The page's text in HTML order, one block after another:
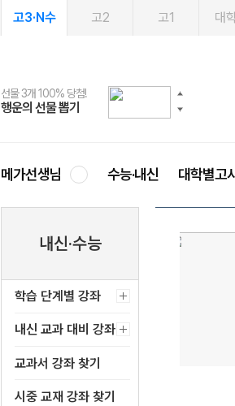
고3·N수 고2 고1 대
선물 3개 100% 당첨!
행운의 선물 뽑기
선물 100% 증정!
메가스터디 X 올리브
여름방학 스터디 캐시백
메가런 썸머스쿨
2027 러셀 단과
강사 공개선발
스마트러닝앱
설문 EVENT
메가패스
3일 무료 체험권
메가패스 수강생 무료혜택!
메가클럽 멤버십
사회공헌 캠페인
희망이룸 메가나눔
메가선생님 수능·내신 대학별고
내신·수능
학습 단계별 강좌
내신 교과 대비 강좌
교과서 강좌 찾기
시중 교재 강좌 찾기